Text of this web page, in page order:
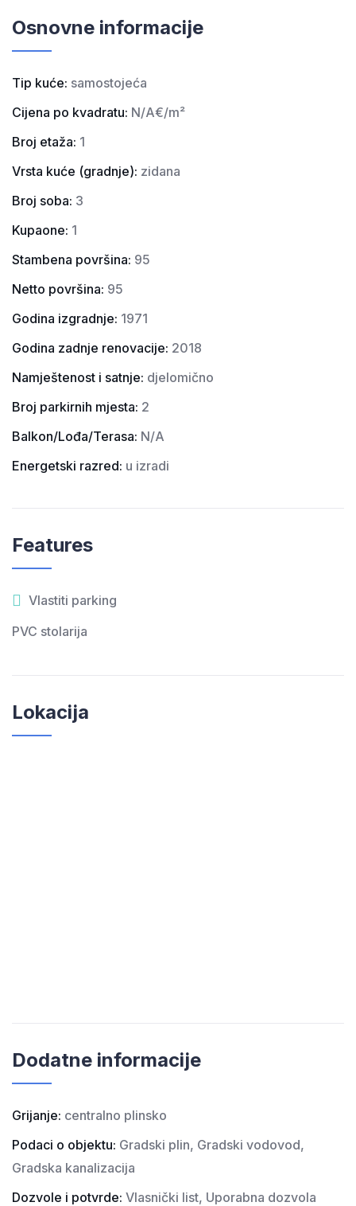
Osnovne informacije
Tip kuće: samostojeća
Cijena po kvadratu: N/A
Broj etaža: 1
Vrsta kuće (gradnje): zidana
Broj soba: 3
Kupaone: 1
Stambena površina: 95
Netto površina: 95
Godina izgradnje: 1971
Godina zadnje renovacije: 2018
Namještenost i satnje: djelomično
Broj parkirnih mjesta: 2
Balkon/Lođa/Terasa: N/A
Energetski razred: u izradi
Features
Vlastiti parking
PVC stolarija
Lokacija
Dodatne informacije
Grijanje: centralno plinsko
Podaci o objektu: Gradski plin, Gradski vodovod,
Gradska kanalizacija
Dozvole i potvrde: Vlasnički list, Uporabna dozvola